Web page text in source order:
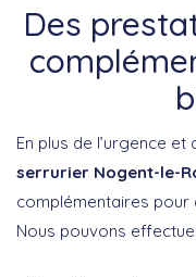
Des
En plus de l’urgence
serrurier Nogent-le-
complémentaires
Nous pouvons